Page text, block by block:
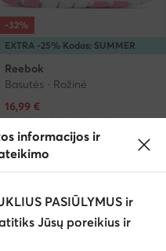
EXTRA -25% Kodas: SUMMER
-32%
Reebok
Basutės · Rožinė
Dabartinė kaina
16,99 €
Mažiausia kaina24,99 €
informacijos ir
PASIŪLYMUS ir
Jūsų poreikius ir